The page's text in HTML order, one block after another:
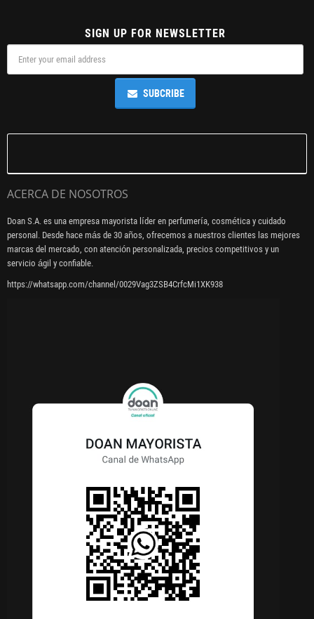
SIGN UP FOR NEWSLETTER
SUBCRIBE
ACERCA DE NOSOTROS
Doan S.A. es una empresa mayorista líder en perfumería, cosmética y cuidado
personal. Desde hace más de 30 años, ofrecemos a nuestros clientes las mejores
marcas del mercado, con atención personalizada, precios competitivos y un
servicio ágil y confiable.
https://whatsapp.com/channel/0029Vag3ZSB4CrfcMi1XK938